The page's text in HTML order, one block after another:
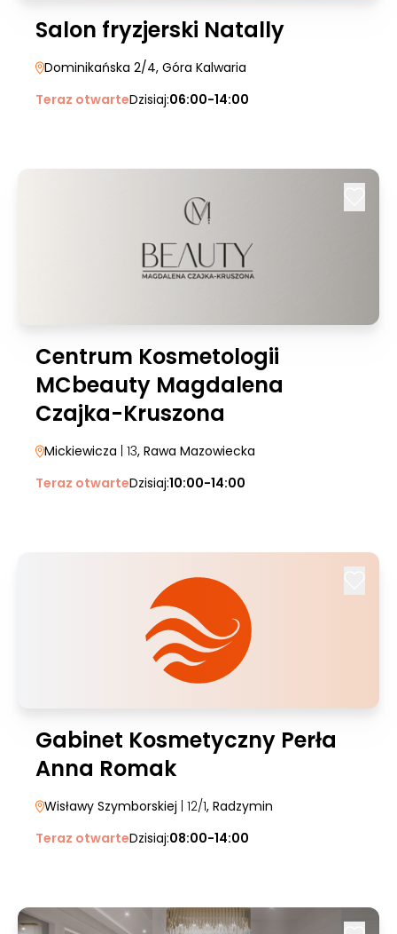
Salon fryzjerski Natally
Dominikańska 2/4, Góra Kalwaria
Teraz otwarteDzisiaj:06:00-14:00
Centrum Kosmetologii
MCbeauty Magdalena
Czajka-Kruszona
Mickiewicza | 13, Rawa Mazowiecka
Teraz otwarteDzisiaj:10:00-14:00
Gabinet Kosmetyczny Perła
Anna Romak
Wisławy Szymborskiej | 12/1, Radzymin
Teraz otwarteDzisiaj:08:00-14:00